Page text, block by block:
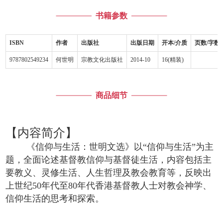
书籍参数
ISBN 作者 出版社 出版日期 开本/介质 页数/字数
9787802549234 何世明 宗教文化出版社 2014-10 16(精装)
商品细节
【内容简介】
《信仰与生活：世明文选》以“信仰与生活”为主
题，全面论述基督教信仰与基督徒生活，内容包括主
要教义、灵修生活、人生哲理及教会教育等，反映出
上世纪50年代至80年代香港基督教人士对教会神学、
信仰生活的思考和探索。